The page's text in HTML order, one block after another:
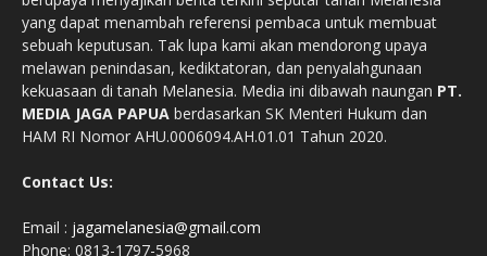
yang dapat menambah referensi pembaca untuk membuat
sebuah keputusan. Tak lupa kami akan mendorong upaya
melawan penindasan, kediktatoran, dan penyalahgunaan
kekuasaan di tanah Melanesia. Media ini dibawah naungan PT.
MEDIA JAGA PAPUA berdasarkan SK Menteri Hukum dan
HAM RI Nomor AHU.0006094.AH.01.01 Tahun 2020.
Contact Us:
Email : jagamelanesia@gmail.com
Phone: 0813-1797-5968